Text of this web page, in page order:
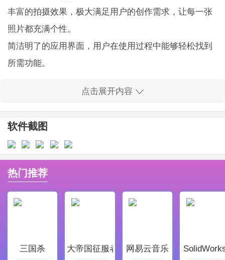
丰富的拍摄效果，极大满足用户的创作需求，让每一张
照片都充满个性。
简洁明了的应用界面，用户在使用过程中能够轻松找到
所需功能。
新玩法，帮助用户创造出独特的艺术作品。
所有内容都可以免费使用，带来真正的低成本高质量摄
影体验。
用户可以在应用内享享受专业级的摄影体验，助力每一
个爱好摄影的人士。
支持多种操作方式，方便用户在不同情况下的快速使
用，为摄影带来更多便利。
灵感。
点击展开内容
软件截图
热门推荐
三国杀 大帝国征服者 网易云音乐